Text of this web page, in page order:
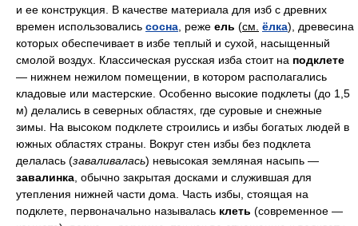
и ее конструкция. В качестве материала для изб с древних
времен использовались сосна , реже ель (см. ёлка), древесина
которых обеспечивает в избе теплый и сухой, насыщенный
смолой воздух. Классическая русская изба стоит на подклете
— нижнем нежилом помещении, в котором располагались
кладовые или мастерские. Особенно высокие подклеты (до 1,5
м) делались в северных областях, где суровые и снежные
зимы. На высоком подклете строились и избы богатых людей в
южных областях страны. Вокруг стен избы без подклета
делалась (заваливалась) невысокая земляная насыпь —
завалинка , обычно закрытая досками и служившая для
утепления нижней части дома. Часть избы, стоящая на
подклете, первоначально называлась клеть (современное —